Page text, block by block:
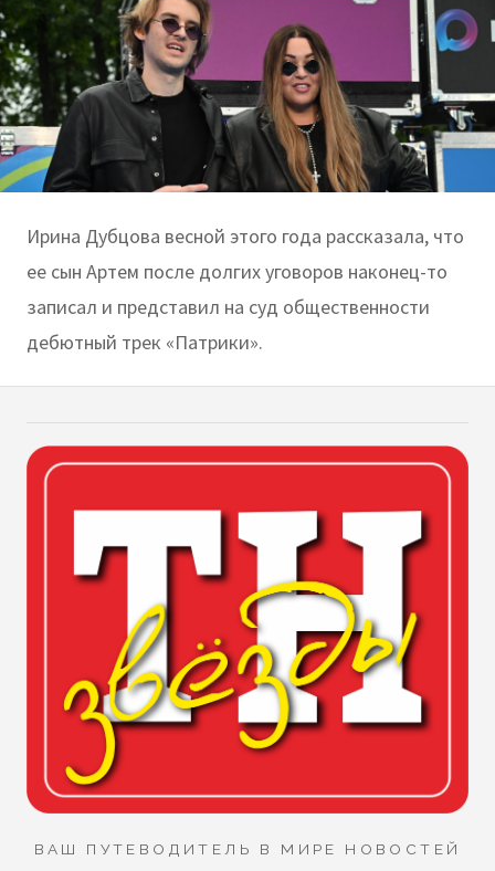
Ирина Дубцова весной этого года рассказала, что
ее сын Артем после долгих уговоров наконец-то
записал и представил на суд общественности
дебютный трек «Патрики».
ВАШ ПУТЕВОДИТЕЛЬ В МИРЕ НОВОСТЕЙ